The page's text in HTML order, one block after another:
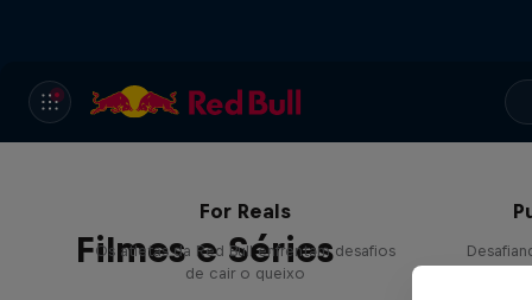
Filmes e Séries
For Reals
Os atletas da Red Bull enfrentam desafios
de cair o queixo